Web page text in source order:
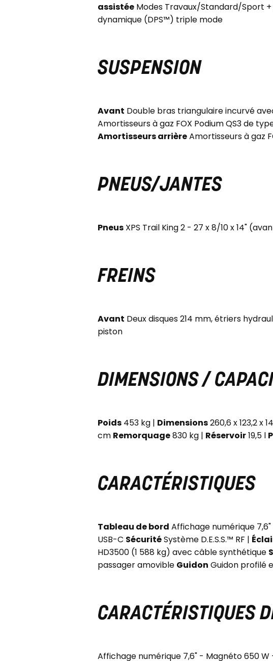
assistée Modes Travaux/Standard/Sport
dynamique (DPS™) triple mode
SUSPENSION
Avant Double bras triangulaire incurvé
Amortisseurs à gaz FOX Podium QS3 de
Amortisseurs arrièreAmortisseurs à gaz
PNEUS/JANTES
Pneus XPS Trail King 2 - 27 x 8/10 x 14"
FREINS
Avant Deux disques 214 mm, étriers
piston
DIMENSIONS /
Poids 453 kg | Dimensions260,6 x 123,2 x
cm Remorquage830 kg | Réservoir19,5 l
CARACTÉRISTIQUES
Tableau de bord Affichage numérique
USB-C SécuritéSystème D.E.S.S.™ RF |
HD3500 (1 588 kg) avec câble synthétique
passager amovible Guidon Guidon profilé
CARACTÉRISTIQUES
Affichage numérique 7,6" - Magnéto 650